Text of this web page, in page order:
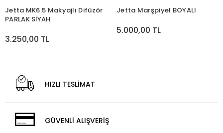
Jetta MK6.5 Makyajlı Difüzör
PARLAK SİYAH
3.250,00 TL
Jetta Marşpiyel BOYALI
5.000,00 TL
HIZLI TESLİMAT
GÜVENLİ ALIŞVERİŞ